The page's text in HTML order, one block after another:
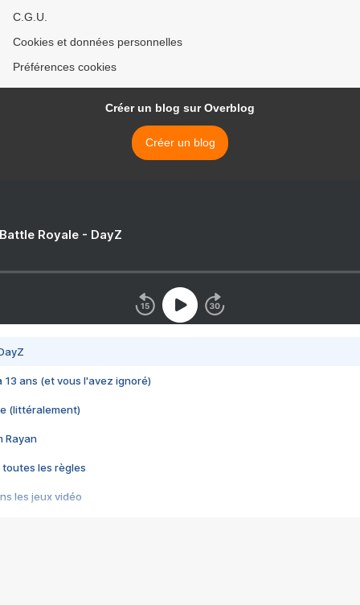
C.G.U.
Cookies et données personnelles
Préférences cookies
Créer un blog sur Overblog
Créer un blog
Royale - DayZ
13 ans (et vous l'avez ignoré)
(littéralement)
Rayan
toutes les règles
les jeux vidéo